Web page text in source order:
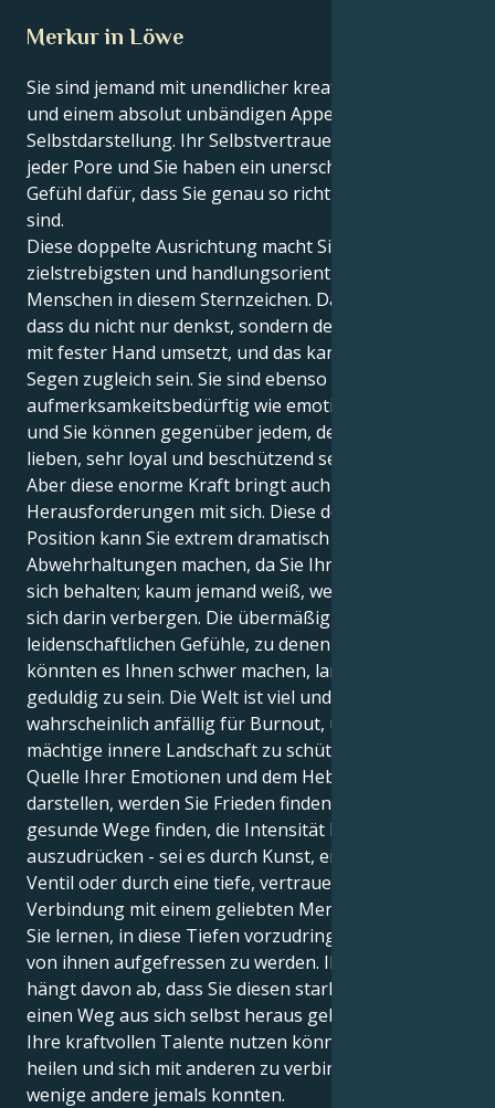
Merkur in Löwe
Sie sind jemand mit unendlicher kreativer Energie
und einem absolut unbändigen Appetit auf
Selbstdarstellung. Ihr Selbstvertrauen strömt aus
jeder Pore und Sie haben ein unerschütterliches
Gefühl dafür, dass Sie genau so richtig sind, wie Sie
sind.
Diese doppelte Ausrichtung macht Sie zu einem der
zielstrebigsten und handlungsorientiertesten
Menschen in diesem Sternzeichen. Das liegt daran,
dass du nicht nur denkst, sondern deine Gedanken
mit fester Hand umsetzt, und das kann Fluch und
Segen zugleich sein. Sie sind ebenso
aufmerksamkeitsbedürftig wie emotional komplex,
und Sie können gegenüber jedem, den Sie wirklich
lieben, sehr loyal und beschützend sein.
Aber diese enorme Kraft bringt auch
Herausforderungen mit sich. Diese doppelte Löwe-
Position kann Sie extrem dramatisch und anfällig für
Abwehrhaltungen machen, da Sie Ihre Emotionen für
sich behalten; kaum jemand weiß, welche Schätze
sich darin verbergen. Die übermäßig
leidenschaftlichen Gefühle, zu denen Sie neigen,
könnten es Ihnen schwer machen, lange und
geduldig zu sein. Die Welt ist viel und Sie sind
wahrscheinlich anfällig für Burnout, um Ihre
mächtige innere Landschaft zu schützen. In der
Quelle Ihrer Emotionen und dem Hebel, den sie
darstellen, werden Sie Frieden finden. Indem Sie
gesunde Wege finden, die Intensität Ihrer Gefühle
auszudrücken - sei es durch Kunst, ein kreatives
Ventil oder durch eine tiefe, vertrauensvolle
Verbindung mit einem geliebten Menschen - können
Sie lernen, in diese Tiefen vorzudringen und nicht
von ihnen aufgefressen zu werden. Ihre Gesundheit
hängt davon ab, dass Sie diesen starken Gefühlen
einen Weg aus sich selbst heraus geben, damit Sie
Ihre kraftvollen Talente nutzen können, um zu
heilen und sich mit anderen zu verbinden, wie es nur
wenige andere jemals konnten.